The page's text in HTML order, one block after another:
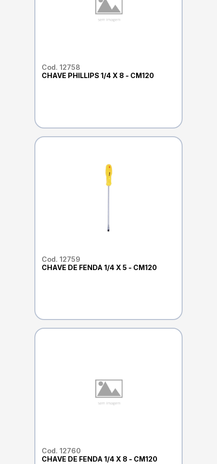
Cod. 12758
CHAVE PHILLIPS 1/4 X 8 - CM120
Cod. 12759
CHAVE DE FENDA 1/4 X 5 - CM120
Cod. 12760
CHAVE DE FENDA 1/4 X 8 - CM120